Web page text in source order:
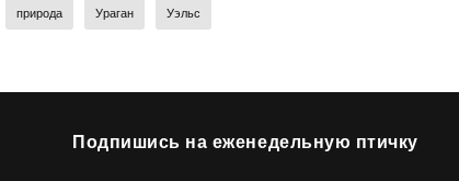
природа Ураган Уэльс
Подпишись на еженедельную птичку